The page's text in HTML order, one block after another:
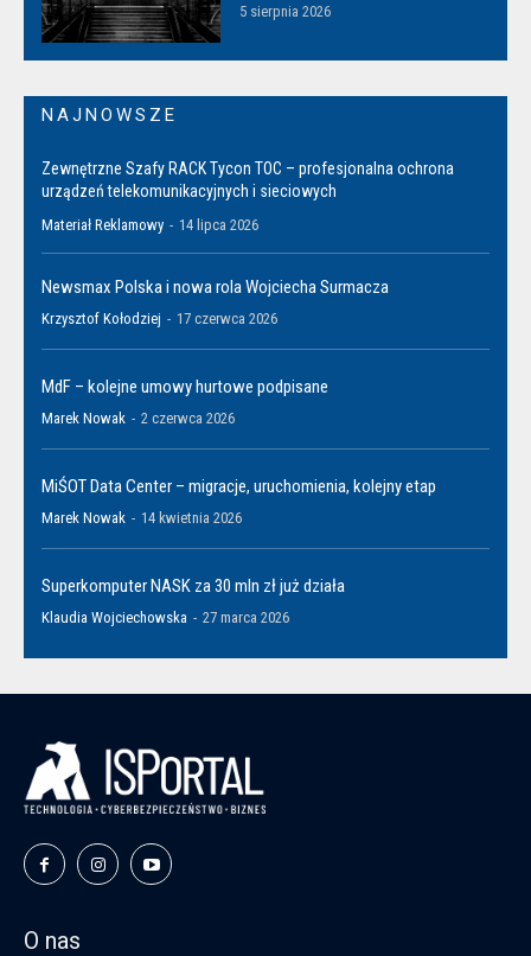
5 sierpnia 2026
NAJNOWSZE
Zewnętrzne Szafy RACK Tycon TOC – profesjonalna ochrona
urządzeń telekomunikacyjnych i sieciowych
Materiał Reklamowy - 14 lipca 2026
Newsmax Polska i nowa rola Wojciecha Surmacza
Krzysztof Kołodziej - 17 czerwca 2026
MdF – kolejne umowy hurtowe podpisane
Marek Nowak - 2 czerwca 2026
MiŚOT Data Center – migracje, uruchomienia, kolejny etap
Marek Nowak - 14 kwietnia 2026
Superkomputer NASK za 30 mln zł już działa
Klaudia Wojciechowska - 27 marca 2026
O nas